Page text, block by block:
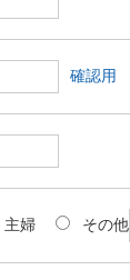
確認用
主婦 その他